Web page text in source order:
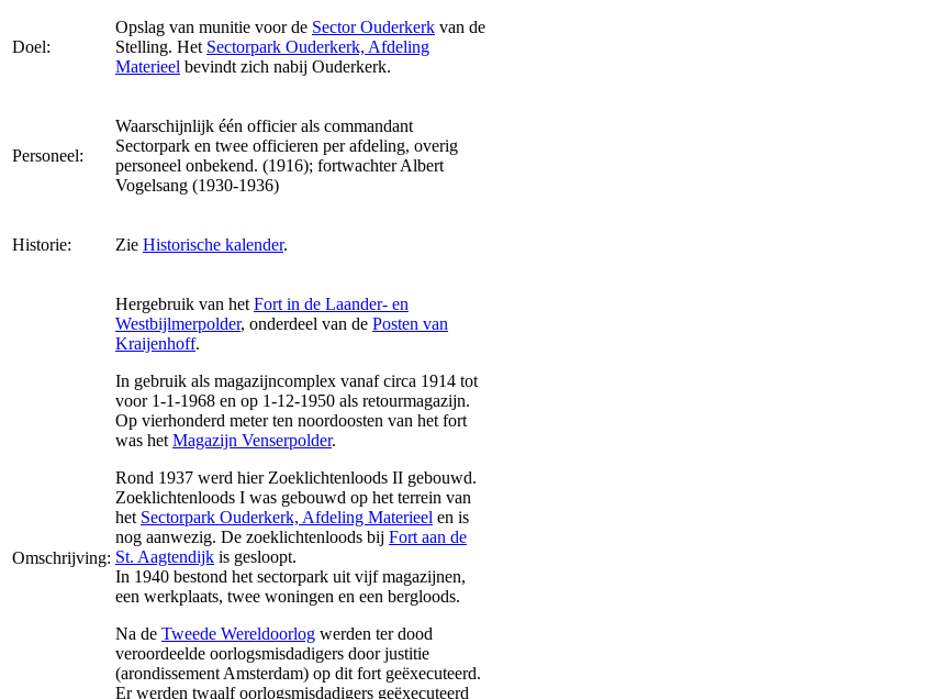
Doel:
Opslag van munitie voor de Sector Ouderkerk van de
Stelling. Het Sectorpark Ouderkerk, Afdeling
Materieel bevindt zich nabij Ouderkerk.
Personeel:
Waarschijnlijk één officier als commandant
Sectorpark en twee officieren per afdeling, overig
personeel onbekend. (1916); fortwachter Albert
Vogelsang (1930-1936)
Historie: Zie Historische kalender.
Omschrijving:
Hergebruik van het Fort in de Laander- en
Westbijlmerpolder, onderdeel van de Posten van
Kraijenhoff.
In gebruik als magazijncomplex vanaf circa 1914 tot
voor 1-1-1968 en op 1-12-1950 als retourmagazijn.
Op vierhonderd meter ten noordoosten van het fort
was het Magazijn Venserpolder.
Rond 1937 werd hier Zoeklichtenloods II gebouwd.
Zoeklichtenloods I was gebouwd op het terrein van
het Sectorpark Ouderkerk, Afdeling Materieel en is
nog aanwezig. De zoeklichtenloods bij Fort aan de
St. Aagtendijk is gesloopt.
In 1940 bestond het sectorpark uit vijf magazijnen,
een werkplaats, twee woningen en een bergloods.
Na de Tweede Wereldoorlog werden ter dood
veroordeelde oorlogsmisdadigers door justitie
(arondissement Amsterdam) op dit fort geëxecuteerd.
Er werden twaalf oorlogsmisdadigers geëxecuteerd